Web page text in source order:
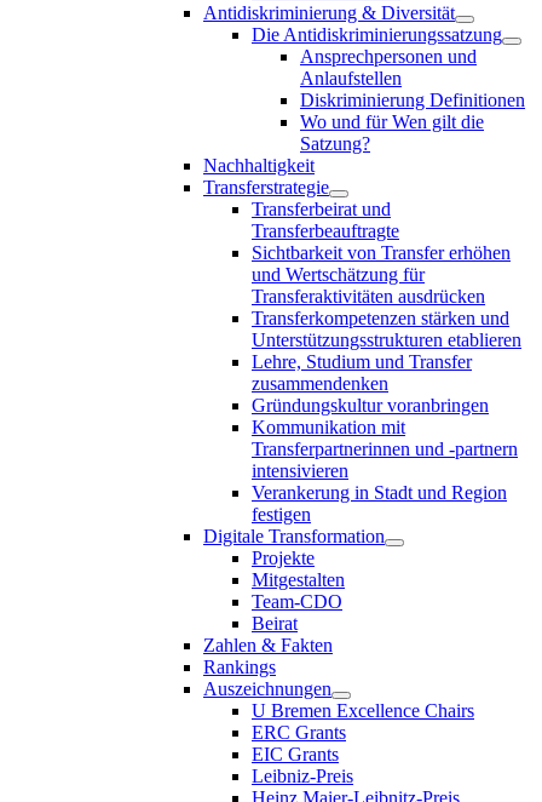
Antidiskriminierung & Diversität
Die Antidiskriminierungssatzung
Ansprechpersonen und
Anlaufstellen
Diskriminierung Definitionen
Wo und für Wen gilt die
Satzung?
Nachhaltigkeit
Transferstrategie
Transferbeirat und
Transferbeauftragte
Sichtbarkeit von Transfer erhöhen
und Wertschätzung für
Transferaktivitäten ausdrücken
Transferkompetenzen stärken und
Unterstützungsstrukturen etablieren
Lehre, Studium und Transfer
zusammendenken
Gründungskultur voranbringen
Kommunikation mit
Transferpartnerinnen und -partnern
intensivieren
Verankerung in Stadt und Region
festigen
Digitale Transformation
Projekte
Mitgestalten
Team-CDO
Beirat
Zahlen & Fakten
Rankings
Auszeichnungen
U Bremen Excellence Chairs
ERC Grants
EIC Grants
Leibniz-Preis
Heinz Maier-Leibnitz-Preis